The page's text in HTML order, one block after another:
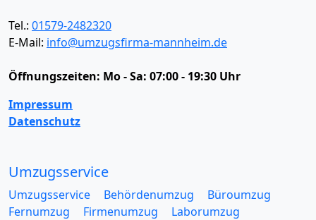
Tel.: 01579-2482320
E-Mail: info@umzugsfirma-mannheim.de
Öffnungszeiten: Mo - Sa: 07:00 - 19:30 Uhr
Impressum
Datenschutz
Umzugsservice
Umzugsservice Behördenumzug
Büroumzug
Fernumzug
Firmenumzug
Laborumzug